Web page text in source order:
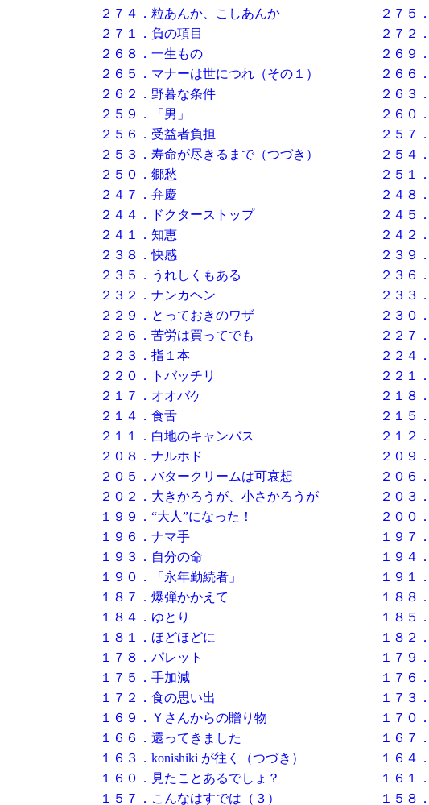
２７４．粒あんか、こしあんか
２７５
２７１．負の項目
２７２
２６８．一生もの
２６９
２６５．マナーは世につれ（その１）
２６６
２６２．野暮な条件
２６３
２５９．「男」
２６０
２５６．受益者負担
２５７
２５３．寿命が尽きるまで（つづき）
２５４
２５０．郷愁
２５１
２４７．弁慶
２４８
２４４．ドクターストップ
２４５
２４１．知恵
２４２
２３８．快感
２３９
２３５．うれしくもある
２３６
２３２．ナンカヘン
２３３
２２９．とっておきのワザ
２３０
２２６．苦労は買ってでも
２２７
２２３．指１本
２２４
２２０．トバッチリ
２２１
２１７．オオバケ
２１８
２１４．食舌
２１５
２１１．白地のキャンバス
２１２
２０８．ナルホド
２０９
２０５．バタークリームは可哀想
２０６
２０２．大きかろうが、小さかろうが
２０３
１９９．“大人”になった！
２００
１９６．ナマ手
１９７
１９３．自分の命
１９４
１９０．「永年勤続者」
１９１
１８７．爆弾かかえて
１８８
１８４．ゆとり
１８５
１８１．ほどほどに
１８２
１７８．パレット
１７９
１７５．手加減
１７６
１７２．食の思い出
１７３
１６９．Ｙさんからの贈り物
１７０
１６６．還ってきました
１６７
１６３．konishiki が往く（つづき）
１６４
１６０．見たことあるでしょ？
１６１
１５７．こんなはすでは（３）
１５８